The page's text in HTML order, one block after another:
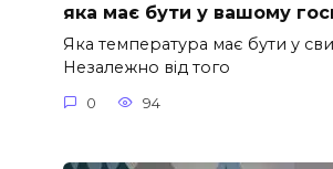
яка має бути у вашому
Яка температура має бути у
Незалежно від того
0 94